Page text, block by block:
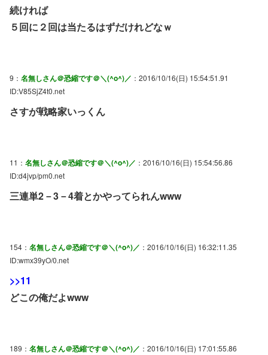
続ければ
５回に２回は当たるはずだけれどなｗ
9： 名無しさん＠恐縮です＠＼(^o^)／ ：2016/10/16(日) 15:54:51.91
ID:V85SjZ4t0.net
さすが戦略家いっくん
11： 名無しさん＠恐縮です＠＼(^o^)／ ：2016/10/16(日) 15:54:56.86
ID:d4jvp/pm0.net
三連単2－3－4着とかやってられんwww
154： 名無しさん＠恐縮です＠＼(^o^)／ ：2016/10/16(日) 16:32:11.35
ID:wmx39yO/0.net
>>11
どこの俺だよwww
189： 名無しさん＠恐縮です＠＼(^o^)／ ：2016/10/16(日) 17:01:55.86